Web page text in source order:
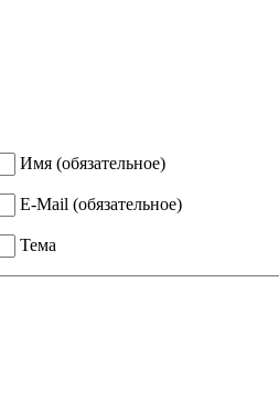
Имя (обязательное)
E-Mail (обязательное)
Тема